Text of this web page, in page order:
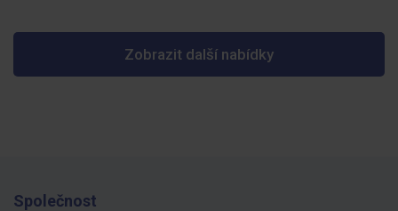
Zobrazit další nabídky
Společnost